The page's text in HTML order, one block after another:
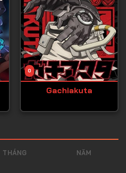
Tập 43
Tập 44
Tập 45
Tập 46
Tập 47
Tập 49
0
Gachiakuta
THÁNG NĂM